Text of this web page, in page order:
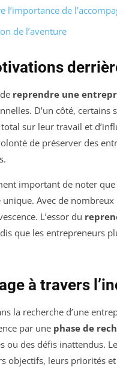
l’importance de
de l’aventure
reprendre une
D’un côté,
sur leur travail et
de préserver des
important de noter
Avec de
L’essor du
que les entrepreneurs
à travers
la recherche d’une
par une phase de
ou des défis inattendus.
objectifs, leurs priorités